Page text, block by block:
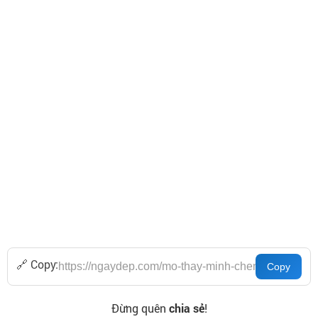
🔗 Copy:
Đừng quên chia sẻ!